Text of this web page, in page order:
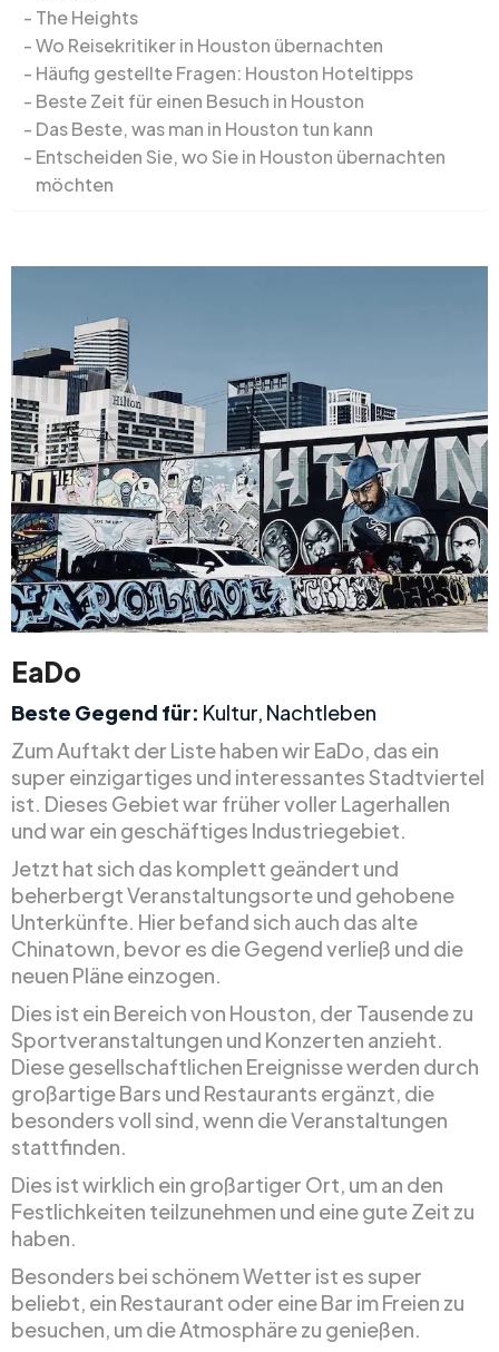
The Heights
Wo Reisekritiker in Houston übernachten
Häufig gestellte Fragen: Houston Hoteltipps
Beste Zeit für einen Besuch in Houston
Das Beste, was man in Houston tun kann
Entscheiden Sie, wo Sie in Houston übernachten
möchten
EaDo
Beste Gegend für: Kultur, Nachtleben
Zum Auftakt der Liste haben wir EaDo, das ein
super einzigartiges und interessantes Stadtviertel
ist. Dieses Gebiet war früher voller Lagerhallen
und war ein geschäftiges Industriegebiet.
Jetzt hat sich das komplett geändert und
beherbergt Veranstaltungsorte und gehobene
Unterkünfte. Hier befand sich auch das alte
Chinatown, bevor es die Gegend verließ und die
neuen Pläne einzogen.
Dies ist ein Bereich von Houston, der Tausende zu
Sportveranstaltungen und Konzerten anzieht.
Diese gesellschaftlichen Ereignisse werden durch
großartige Bars und Restaurants ergänzt, die
besonders voll sind, wenn die Veranstaltungen
stattfinden.
Dies ist wirklich ein großartiger Ort, um an den
Festlichkeiten teilzunehmen und eine gute Zeit zu
haben.
Besonders bei schönem Wetter ist es super
beliebt, ein Restaurant oder eine Bar im Freien zu
besuchen, um die Atmosphäre zu genießen.